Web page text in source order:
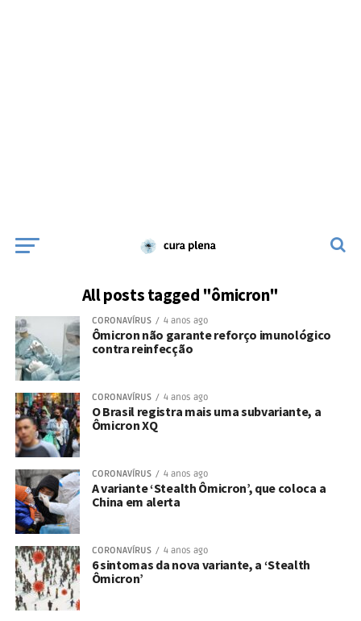
All posts tagged "ômicron"
CORONAVÍRUS 4 anos ago
Ômicron não garante reforço imunológico
contra reinfecção
CORONAVÍRUS 4 anos ago
O Brasil registra mais uma subvariante, a
Ômicron XQ
CORONAVÍRUS 4 anos ago
A variante ‘Stealth Ômicron’, que coloca a
China em alerta
CORONAVÍRUS 4 anos ago
6 sintomas da nova variante, a ‘Stealth
Ômicron’